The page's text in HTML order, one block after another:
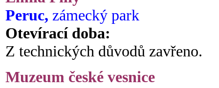
Peruc, zámecký park
Otevírací doba:
Z technických důvodů zavřeno.
Muzeum české vesnice